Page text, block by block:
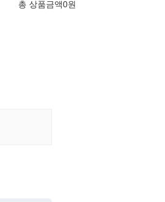
총 상품금액0원